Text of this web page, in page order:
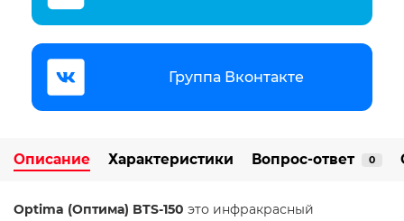
Группа Вконтакте
Описание Характеристики Вопрос-ответ 0
Optima (Оптима) BTS-150 это инфракрасный